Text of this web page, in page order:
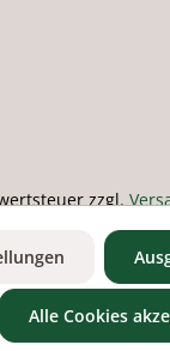
zzgl.
Alle Cookies